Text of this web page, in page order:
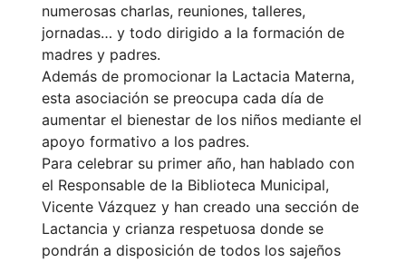
numerosas charlas, reuniones, talleres,
jornadas… y todo dirigido a la formación de
madres y padres.
Además de promocionar la Lactacia Materna,
esta asociación se preocupa cada día de
aumentar el bienestar de los niños mediante el
apoyo formativo a los padres.
Para celebrar su primer año, han hablado con
el Responsable de la Biblioteca Municipal,
Vicente Vázquez y han creado una sección de
Lactancia y crianza respetuosa donde se
pondrán a disposición de todos los sajeños